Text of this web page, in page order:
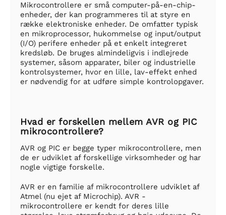
Mikrocontrollere er små computer-på-en-chip-
enheder, der kan programmeres til at styre en
række elektroniske enheder. De omfatter typisk
en mikroprocessor, hukommelse og input/output
(I/O) perifere enheder på et enkelt integreret
kredsløb. De bruges almindeligvis i indlejrede
systemer, såsom apparater, biler og industrielle
kontrolsystemer, hvor en lille, lav-effekt enhed
er nødvendig for at udføre simple kontrolopgaver.
Hvad er forskellen mellem AVR og PIC
mikrocontrollere?
AVR og PIC er begge typer mikrocontrollere, men
de er udviklet af forskellige virksomheder og har
nogle vigtige forskelle.
AVR er en familie af mikrocontrollere udviklet af
Atmel (nu ejet af Microchip). AVR -
mikrocontrollere er kendt for deres lille